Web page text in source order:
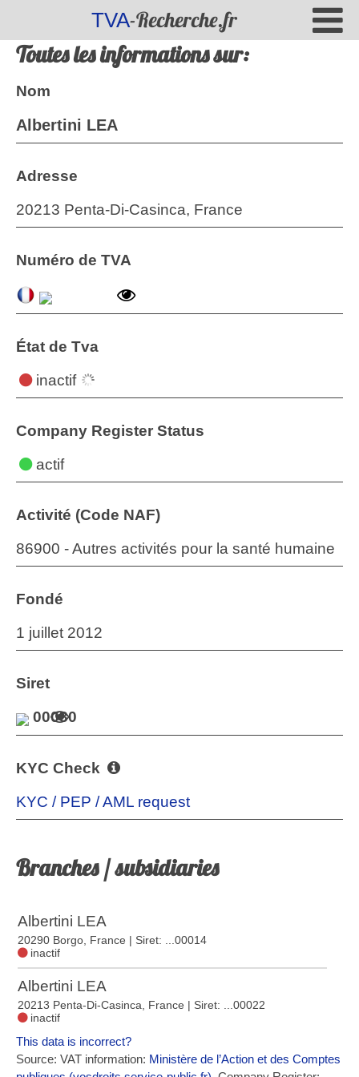
TVA-Recherche.fr
Toutes les informations sur:
Nom
Albertini LEA
Adresse
20213 Penta-Di-Casinca, France
Numéro de TVA
État de Tva
inactif
Company Register Status
actif
Activité (Code NAF)
86900 - Autres activités pour la santé humaine
Fondé
1 juillet 2012
Siret
00030
KYC Check
KYC / PEP / AML request
Branches / subsidiaries
Albertini LEA
20290 Borgo, France | Siret: ...00014
inactif
Albertini LEA
20213 Penta-Di-Casinca, France | Siret: ...00022
inactif
This data is incorrect?
Source: VAT information: Ministère de l’Action et des Comptes